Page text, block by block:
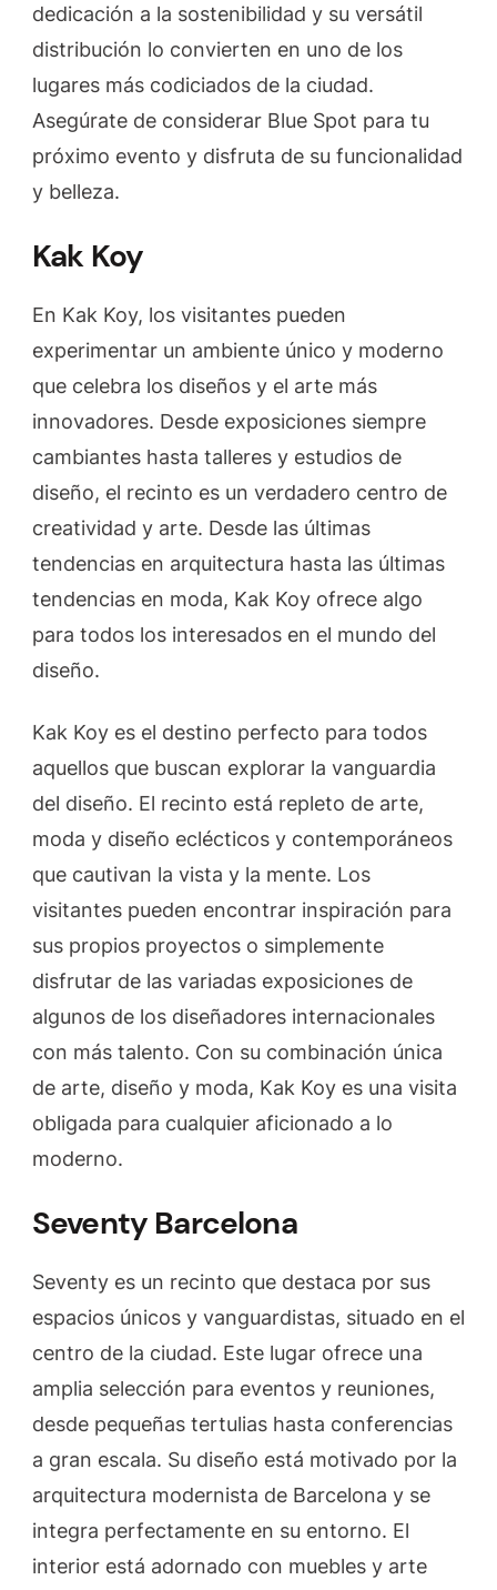
dedicación a la sostenibilidad y su versátil
distribución lo convierten en uno de los
lugares más codiciados de la ciudad.
Asegúrate de considerar Blue Spot para tu
próximo evento y disfruta de su funcionalidad
y belleza.
Kak Koy
En Kak Koy, los visitantes pueden
experimentar un ambiente único y moderno
que celebra los diseños y el arte más
innovadores. Desde exposiciones siempre
cambiantes hasta talleres y estudios de
diseño, el recinto es un verdadero centro de
creatividad y arte. Desde las últimas
tendencias en arquitectura hasta las últimas
tendencias en moda, Kak Koy ofrece algo
para todos los interesados en el mundo del
diseño.
Kak Koy es el destino perfecto para todos
aquellos que buscan explorar la vanguardia
del diseño. El recinto está repleto de arte,
moda y diseño eclécticos y contemporáneos
que cautivan la vista y la mente. Los
visitantes pueden encontrar inspiración para
sus propios proyectos o simplemente
disfrutar de las variadas exposiciones de
algunos de los diseñadores internacionales
con más talento. Con su combinación única
de arte, diseño y moda, Kak Koy es una visita
obligada para cualquier aficionado a lo
moderno.
Seventy Barcelona
Seventy es un recinto que destaca por sus
espacios únicos y vanguardistas, situado en el
centro de la ciudad. Este lugar ofrece una
amplia selección para eventos y reuniones,
desde pequeñas tertulias hasta conferencias
a gran escala. Su diseño está motivado por la
arquitectura modernista de Barcelona y se
integra perfectamente en su entorno. El
interior está adornado con muebles y arte